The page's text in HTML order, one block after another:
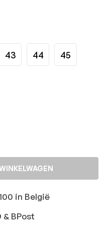
43 44 45
in België
& BPost